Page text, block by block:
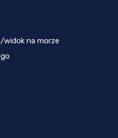
widok na morze